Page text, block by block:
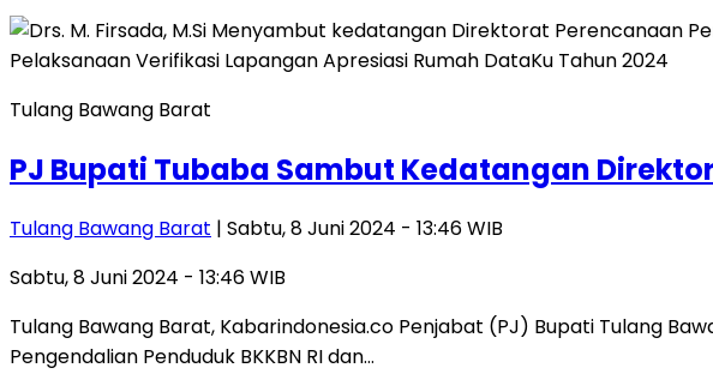
Tulang Bawang Barat
PJ Bupati Tubaba Sambut Kedatangan
Tulang Bawang Barat | Sabtu, 8 Juni 2024 - 13:46 WIB
Sabtu, 8 Juni 2024 - 13:46 WIB
Tulang Bawang Barat, Kabarindonesia.co Penjabat (PJ) Bupati Tulang
Pengendalian Penduduk BKKBN RI dan…